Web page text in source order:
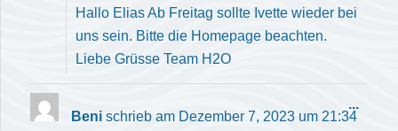
Hallo Elias Ab Freitag sollte Ivette wieder bei
uns sein. Bitte die Homepage beachten.
Liebe Grüsse Team H2O
Beni schrieb am Dezember 7, 2023 um 21:34
...